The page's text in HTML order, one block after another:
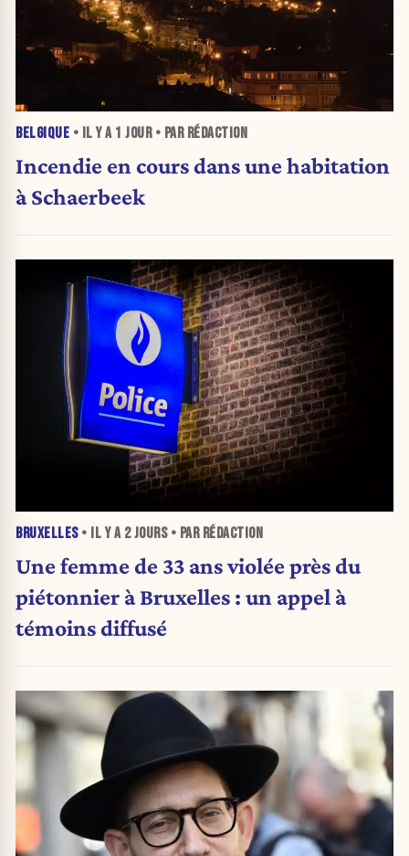
BELGIQUE • IL Y A 1 JOUR• PAR RÉDACTION
Incendie en cours dans une habitation
à Schaerbeek
BRUXELLES• IL Y A 2 JOURS• PAR RÉDACTION
Une femme de 33 ans violée près du
piétonnier à Bruxelles : un appel à
témoins diffusé